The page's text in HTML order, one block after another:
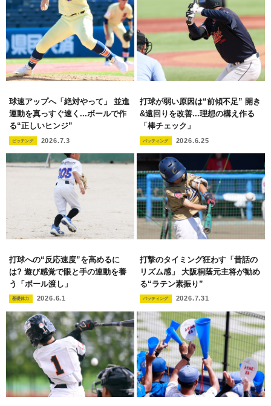
球速アップへ「絶対やって」 並進
運動を真っすぐ速く...ボールで作
る“正しいヒンジ”
ピッチング 2026.7.3
打球が弱い原因は“前傾不足” 開き
&遠回りを改善...理想の構え作る
「棒チェック」
バッティング 2026.6.25
打球への“反応速度”を高めるに
は? 遊び感覚で眼と手の連動を養
う「ボール渡し」
基礎体力 2026.6.1
打撃のタイミング狂わす「昔話の
リズム感」 大阪桐蔭元主将が勧め
る“ラテン素振り”
バッティング 2026.7.31